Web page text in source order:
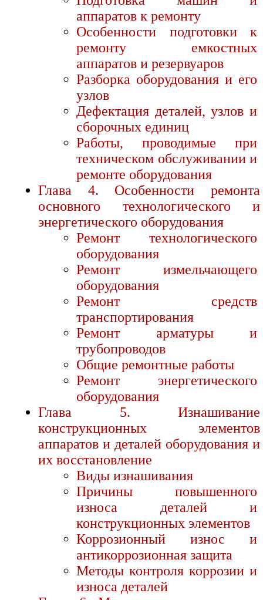
аппаратов к ремонту
Особенности подготовки к
ремонту емкостных
аппаратов и резервуаров
Разборка оборудования и его
узлов
Дефектация деталей, узлов и
сборочных единиц
Работы, проводимые при
техническом обслуживании и
ремонте оборудования
Глава 4. Особенности ремонта
основного технологического и
энергетического оборудования
Ремонт технологического
оборудования
Ремонт измельчающего
оборудования
Ремонт средств
транспортирования
Ремонт арматуры и
трубопроводов
Общие ремонтные работы
Ремонт энергетического
оборудования
Глава 5. Изнашивание
конструкционных элементов
аппаратов и деталей оборудования и
их восстановление
Виды изнашивания
Причины повышенного
износа деталей и
конструкционных элементов
Коррозионный износ и
антикоррозионная защита
Методы контроля коррозии и
износа деталей